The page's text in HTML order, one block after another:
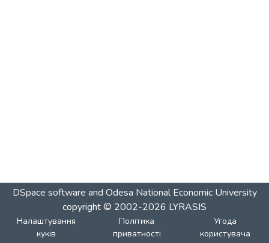
DSpace software and Odesa National Economic University
copyright © 2002-2026 LYRASIS
Налаштування
куків
Політика
приватності
Угода
користувача